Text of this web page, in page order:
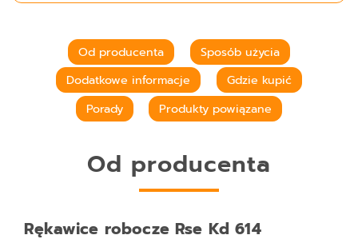
Od producenta
Sposób użycia
Dodatkowe informacje
Gdzie kupić
Porady
Produkty powiązane
Od producenta
Rękawice robocze Rse Kd 614